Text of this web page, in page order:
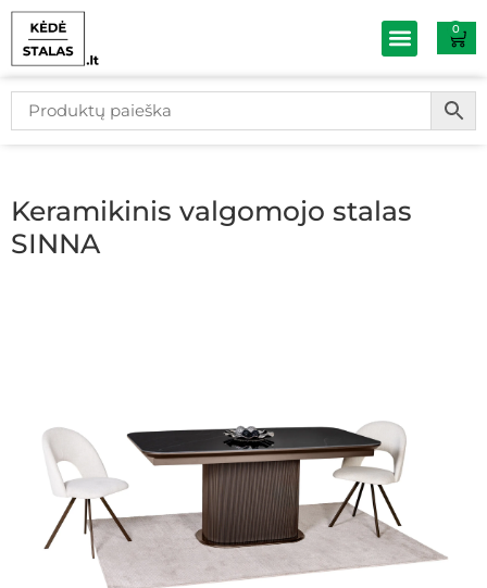
0
Keramikinis valgomojo stalas
SINNA